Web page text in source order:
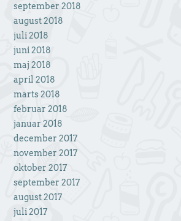
september 2018
august 2018
juli 2018
juni 2018
maj 2018
april 2018
marts 2018
februar 2018
januar 2018
december 2017
november 2017
oktober 2017
september 2017
august 2017
juli 2017